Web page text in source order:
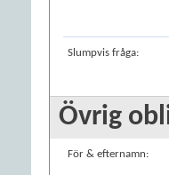
Slumpvis fråga:
Övrig
För & efternamn: